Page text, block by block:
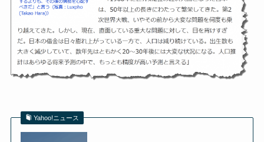
Yahoo!ニュース